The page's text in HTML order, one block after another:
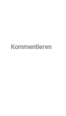
Kommentieren